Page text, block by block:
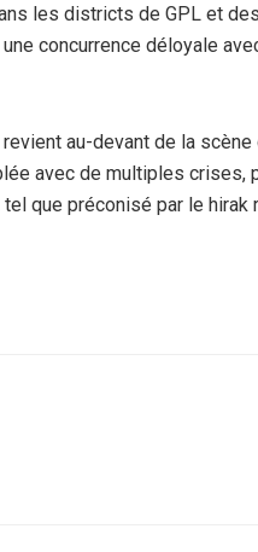
les districts de GPL et
concurrence déloyale
au-devant de la
avec de multiples crises,
que préconisé par le hirak